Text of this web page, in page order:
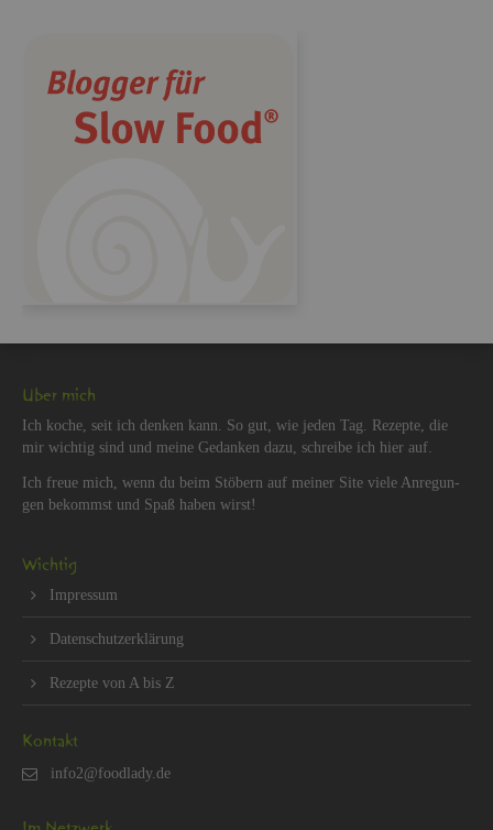
Über mich
Ich koche, seit ich den­ken kann. So gut, wie jeden Tag. Re­zep­te, die
mir wich­tig sind und meine Ge­dan­ken dazu, schrei­be ich hier auf.
Ich freue mich, wenn du beim Stö­bern auf mei­ner Site viele An­re­gun­
gen be­kommst und Spaß haben wirst!
Wich­tig
Im­pres­sum
Da­ten­schut­z­er­klä­rung
Re­zep­te von A bis Z
Kon­takt